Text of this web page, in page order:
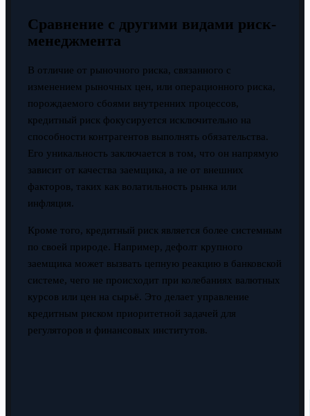
Сравнение с другими видами риск-
менеджмента
В отличие от рыночного риска, связанного с
изменением рыночных цен, или операционного риска,
порождаемого сбоями внутренних процессов,
кредитный риск фокусируется исключительно на
способности контрагентов выполнять обязательства.
Его уникальность заключается в том, что он напрямую
зависит от качества заемщика, а не от внешних
факторов, таких как волатильность рынка или
инфляция.
Кроме того, кредитный риск является более системным
по своей природе. Например, дефолт крупного
заемщика может вызвать цепную реакцию в банковской
системе, чего не происходит при колебаниях валютных
курсов или цен на сырьё. Это делает управление
кредитным риском приоритетной задачей для
регуляторов и финансовых институтов.